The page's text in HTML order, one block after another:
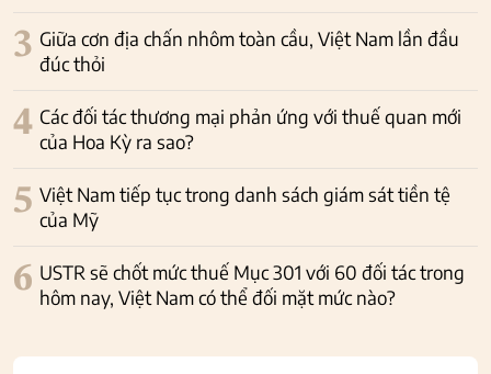
3 Giữa cơn địa chấn nhôm toàn cầu, Việt Nam lần đầu
đúc thỏi
4 Các đối tác thương mại phản ứng với thuế quan mới
của Hoa Kỳ ra sao?
5 Việt Nam tiếp tục trong danh sách giám sát tiền tệ
của Mỹ
6 USTR sẽ chốt mức thuế Mục 301 với 60 đối tác trong
hôm nay, Việt Nam có thể đối mặt mức nào?